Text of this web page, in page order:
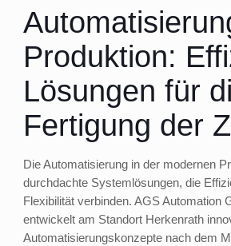
Produktion:
Lösungen für
Fertigung der
Die Automatisierung in der modernen
durchdachte Systemlösungen, die
Flexibilität verbinden. AGS Automation
entwickelt am Standort Herkenrath
Automatisierungskonzepte nach dem